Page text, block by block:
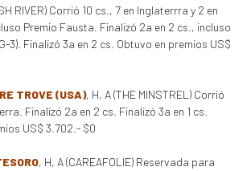
RIVER) Corrió 10 cs., 7 en Inglaterrra y 2 en
Premio Fausta. Finalizó 2a en 2 cs., incluso
3). Finalizó 3a en 2 cs. Obtuvo en premios US$
TROVE (USA), H, A (THE MINSTREL) Corrió
Finalizó 2a en 2 cs. Finalizó 3a en 1 cs.
US$ 3.702.- $0
, H, A (CAREAFOLIE) Reservada para